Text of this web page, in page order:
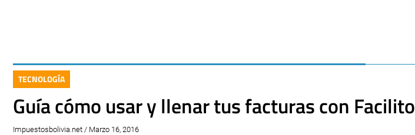
TECNOLOGÍA
Guía cómo usar y llenar tus facturas con Facilito
Impuestosbolivia.net / Marzo 16, 2016